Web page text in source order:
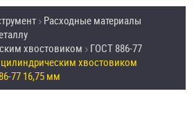
крепёж, инструмент
Расходные материалы
хвостовиком
ГОСТ 886-77
хвостовиком
77 16,75 мм